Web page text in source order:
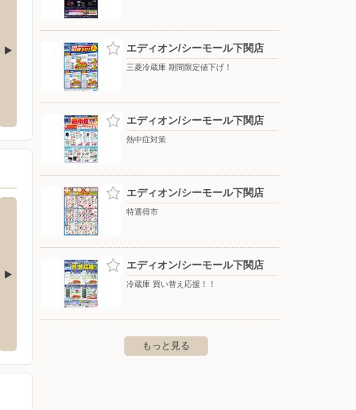
ランドゆめシティ下
倉新町2-5-1
〒751-0869 山口県下関市伊倉新町三丁目1-1
店
目8番1号
エディオン/シーモール下関店
三菱冷蔵庫 期間限定値下げ！
エディオン/シーモール下関店
熱中症対策
エディオン/シーモール下関店
特選得市
エディオン/シーモール下関店
冷蔵庫 買い替え応援！！
もっと見る